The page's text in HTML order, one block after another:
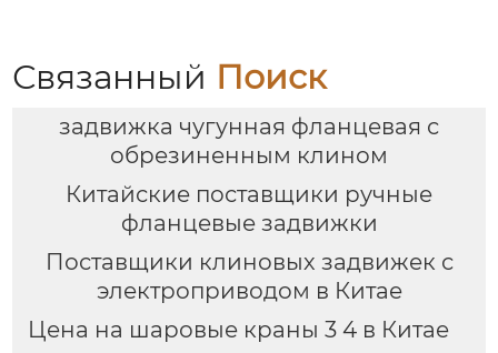
Связанный Поиск
задвижка чугунная фланцевая с
обрезиненным клином
Китайские поставщики ручные
фланцевые задвижки
Поставщики клиновых задвижек с
электроприводом в Китае
Цена на шаровые краны 3 4 в Китае